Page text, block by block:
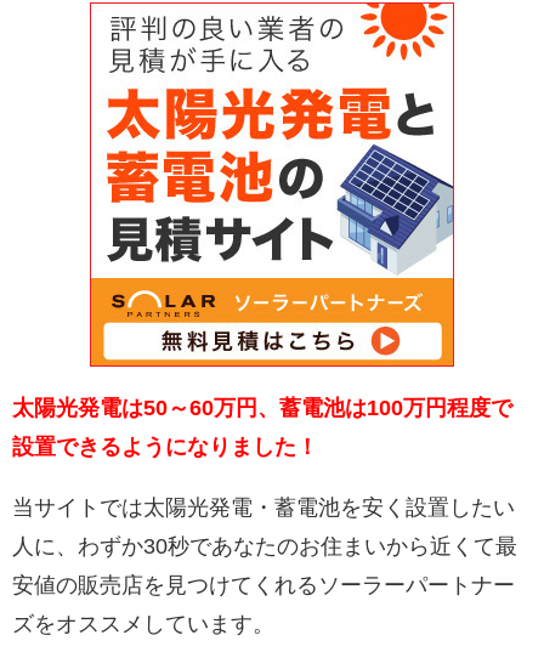
太陽光発電は50～60万円、蓄電池は100万円程度で
設置できるようになりました！
当サイトでは太陽光発電・蓄電池を安く設置したい
人に、わずか30秒であなたのお住まいから近くて最
安値の販売店を見つけてくれるソーラーパートナー
ズをオススメしています。